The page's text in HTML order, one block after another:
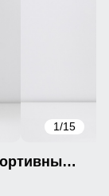
1/15
Жилет мужской утепленный спортивный горчичного цвета 15323G